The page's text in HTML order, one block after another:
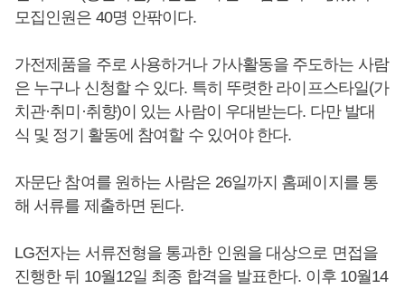
모집인원은 40명 안팎이다.
가전제품을 주로 사용하거나 가사활동을 주도하는 사람
은 누구나 신청할 수 있다. 특히 뚜렷한 라이프스타일(가
치관·취미·취향)이 있는 사람이 우대받는다. 다만 발대
식 및 정기 활동에 참여할 수 있어야 한다.
자문단 참여를 원하는 사람은 26일까지 홈페이지를 통
해 서류를 제출하면 된다.
LG전자는 서류전형을 통과한 인원을 대상으로 면접을
진행한 뒤 10월12일 최종 합격을 발표한다. 이후 10월14